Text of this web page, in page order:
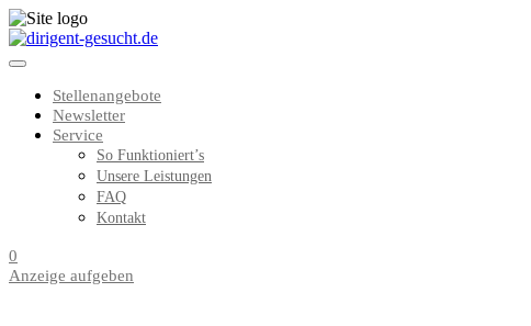
Stellenangebote
Newsletter
Service
So Funktioniert’s
Unsere Leistungen
FAQ
Kontakt
0
Anzeige aufgeben